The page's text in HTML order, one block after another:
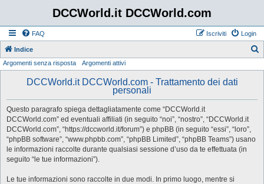
DCCWorld.it DCCWorld.com
FAQ Login
Iscriviti
Indice
Argomenti senza risposta Argomenti attivi
DCCWorld.it DCCWorld.com - Trattamento dei dati
personali
Questo paragrafo spiega dettagliatamente come “DCCWorld.it
DCCWorld.com” ed eventuali affiliati (in seguito “noi”, “nostro”, “DCCWorld.it
DCCWorld.com”, “https://dccworld.it/forum”) e phpBB (in seguito “essi”, “loro”,
“phpBB software”, “www.phpbb.com”, “phpBB Limited”, “phpBB Teams”) usano
le informazioni raccolte durante qualsiasi sessione d’uso da te effettuata (in
seguito “le tue informazioni”).
Le tue informazioni sono raccolte in due modi. In primo luogo, mentre si